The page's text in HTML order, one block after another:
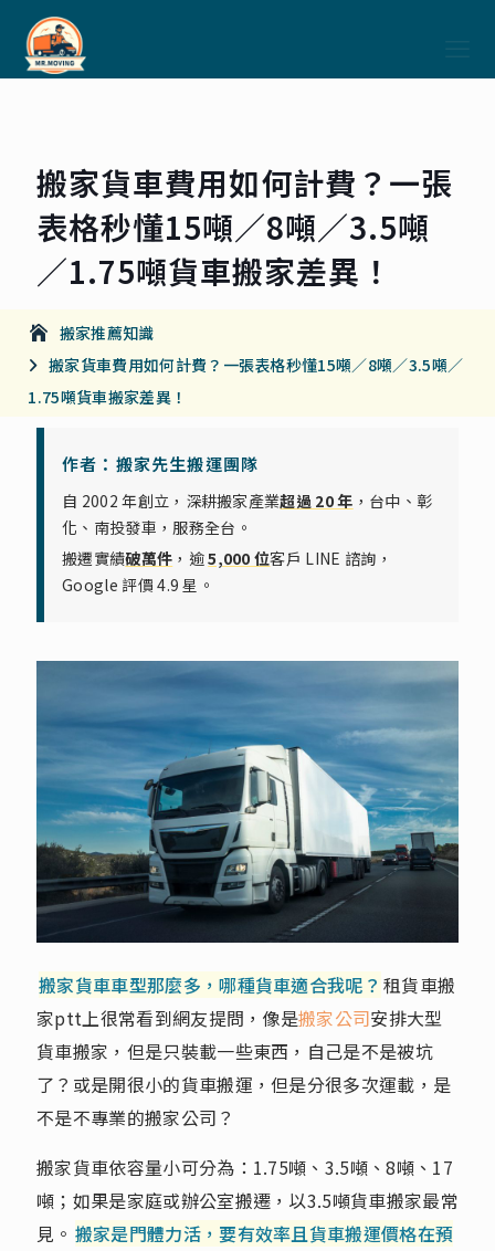
搬家貨車費用如何計費？一張
表格秒懂15噸／8噸／3.5噸
／1.75噸貨車搬家差異！
搬家推薦知識
搬家貨車費用如何計費？一張表格秒懂15噸／8噸／3.5噸／
1.75噸貨車搬家差異！
作者：搬家先生搬運團隊
自 2002 年創立，深耕搬家產業超過 20 年 ，台中、彰
化、南投發車，服務全台。
搬遷實績破萬件 ，逾5,000 位客戶 LINE 諮詢，
Google 評價 4.9 星。
搬家貨車車型那麼多，哪種貨車適合我呢？ 租貨車搬
家ptt上很常看到網友提問，像是搬家公司安排大型
貨車搬家，但是只裝載一些東西，自己是不是被坑
了？或是開很小的貨車搬運，但是分很多次運載，是
不是不專業的搬家公司？
搬家貨車依容量小可分為：1.75噸、3.5噸、8噸、17
噸；如果是家庭或辦公室搬遷，以3.5噸貨車搬家最常
見。 搬家是門體力活，要有效率且貨車搬運價格在預